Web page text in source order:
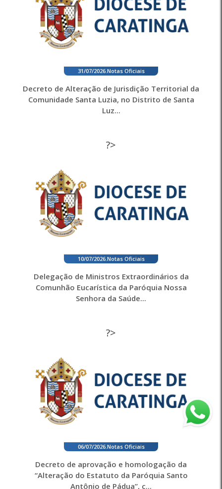
31/07/2026. Notas Oficiais
Decreto de Alteração de Jurisdição Territorial da
Comunidade Santa Luzia, no Distrito de Santa
Luz...
?>
10/07/2026. Notas Oficiais
Delegação de Ministros Extraordinários da
Comunhão Eucarística da Paróquia Nossa
Senhora da Saúde...
?>
06/07/2026. Notas Oficiais
Decreto de aprovação e homologação da
“Alteração do Estatuto da Paróquia Santo
Antônio de Pádua”, c...